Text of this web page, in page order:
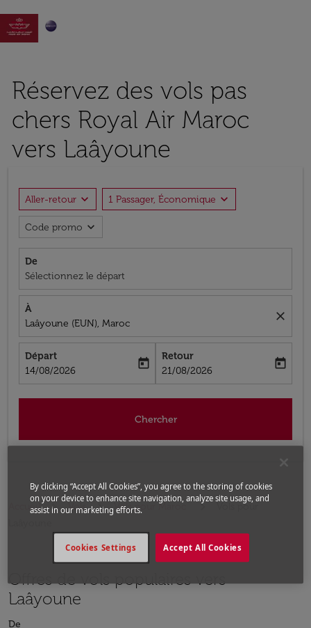

Réservez des vols pas
chers Royal Air Maroc
vers Laâyoune
Aller-retour expand_more 1 Passager, Économique expand_more
Code promo expand_more
De
Sélectionnez le départ
À
Laâyoune (EUN), Maroc
close
Départ
fc-booking-departure-date-aria-label
14/08/2026
today
Retour
fc-booking-return-date-aria-label
21/08/2026
today
Chercher
Accueil Vols Vols pour Maroc
Vols pour
Offres de vols populaires vers
Laâyoune
De
By clicking “Accept All Cookies”, you agree to the storing of cookies
on your device to enhance site navigation, analyze site usage, and
assist in our marketing efforts.
Accept All Cookies
Cookies Settings